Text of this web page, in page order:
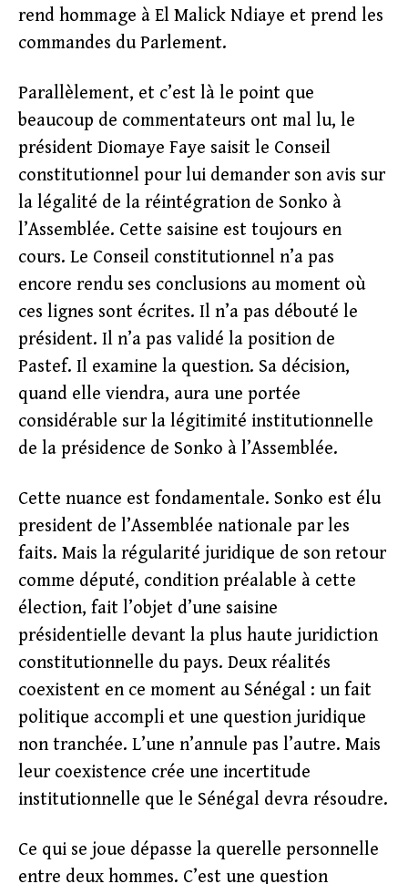
rend hommage à El Malick Ndiaye et prend les
commandes du Parlement.
Parallèlement, et c’est là le point que
beaucoup de commentateurs ont mal lu, le
président Diomaye Faye saisit le Conseil
constitutionnel pour lui demander son avis sur
la légalité de la réintégration de Sonko à
l’Assemblée. Cette saisine est toujours en
cours. Le Conseil constitutionnel n’a pas
encore rendu ses conclusions au moment où
ces lignes sont écrites. Il n’a pas débouté le
président. Il n’a pas validé la position de
Pastef. Il examine la question. Sa décision,
quand elle viendra, aura une portée
considérable sur la légitimité institutionnelle
de la présidence de Sonko à l’Assemblée.
Cette nuance est fondamentale. Sonko est élu
president de l’Assemblée nationale par les
faits. Mais la régularité juridique de son retour
comme député, condition préalable à cette
élection, fait l’objet d’une saisine
présidentielle devant la plus haute juridiction
constitutionnelle du pays. Deux réalités
coexistent en ce moment au Sénégal : un fait
politique accompli et une question juridique
non tranchée. L’une n’annule pas l’autre. Mais
leur coexistence crée une incertitude
institutionnelle que le Sénégal devra résoudre.
Ce qui se joue dépasse la querelle personnelle
entre deux hommes. C’est une question